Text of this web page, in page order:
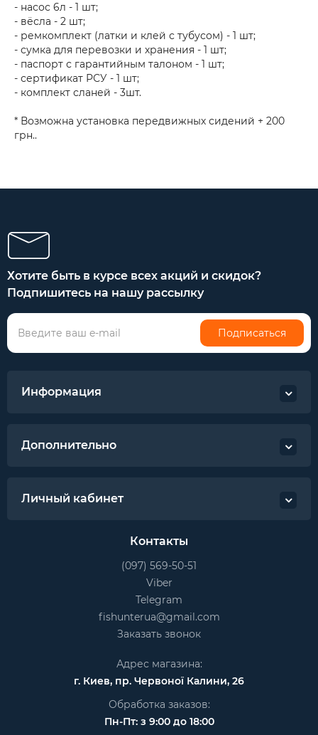
- насос 6л - 1 шт;
- вёсла - 2 шт;
- ремкомплект (латки и клей с тубусом) - 1 шт;
- сумка для перевозки и хранения - 1 шт;
- паспорт с гарантийным талоном - 1 шт;
- сертификат РСУ - 1 шт;
- комплект сланей - 3шт.
* Возможна установка передвижных сидений + 200
грн..
Хотите быть в курсе всех акций и скидок?
Подпишитесь на нашу рассылку
Подписаться
Информация
Дополнительно
Личный кабинет
Контакты
(097) 569-50-51
Viber
Telegram
fishunterua@gmail.com
Заказать звонок
Адрес магазина:
г. Киев, пр. Червоної Калини, 26
Обработка заказов:
Пн-Пт: з 9:00 до 18:00